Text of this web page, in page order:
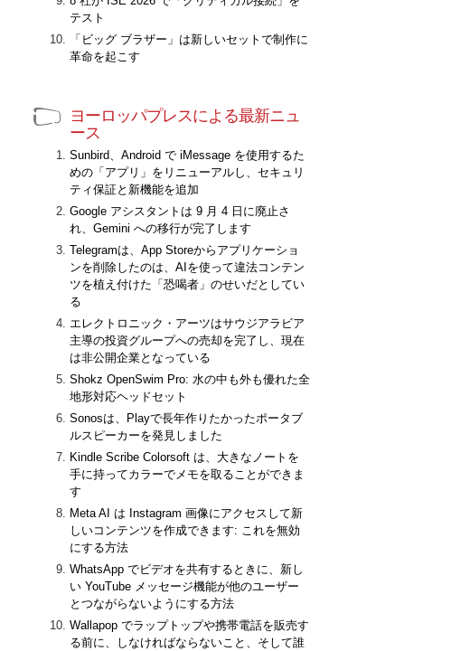
[+]
[+]
[+]
テスト
「ビッグ ブラザー」は新しいセットで制作に
革命を起こす
ヨーロッパプレスによる最新ニュ
ース
Sunbird、Android で iMessage を使用するた
めの「アプリ」をリニューアルし、セキュリ
ティ保証と新機能を追加
Google アシスタントは 9 月 4 日に廃止さ
れ、Gemini への移行が完了します
Telegramは、App Storeからアプリケーショ
ンを削除したのは、AIを使って違法コンテン
ツを植え付けた「恐喝者」のせいだとしてい
る
エレクトロニック・アーツはサウジアラビア
主導の投資グループへの売却を完了し、現在
は非公開企業となっている
Shokz OpenSwim Pro: 水の中も外も優れた全
地形対応ヘッドセット
Sonosは、Playで長年作りたかったポータブ
ルスピーカーを発見しました
Kindle Scribe Colorsoft は、大きなノートを
手に持ってカラーでメモを取ることができま
す
Meta AI は Instagram 画像にアクセスして新
しいコンテンツを作成できます: これを無効
にする方法
WhatsApp でビデオを共有するときに、新し
い YouTube メッセージ機能が他のユーザー
とつながらないようにする方法
Wallapop でラップトップや携帯電話を販売す
る前に、しなければならないこと、そして誰